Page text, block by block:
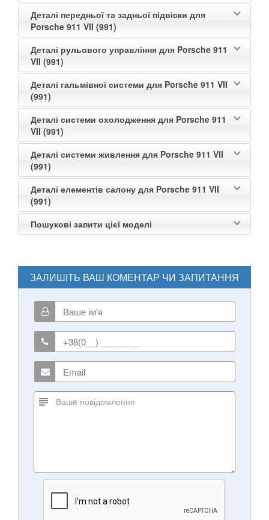
Деталі передньої та задньої підвіски для
Porsche 911 VII (991)
Деталі рульового управління для Porsche 911
VII (991)
Деталі гальмівної системи для Porsche 911 VII
(991)
Деталі системи охолодження для Porsche 911
VII (991)
Деталі системи живлення для Porsche 911 VII
(991)
Деталі елементів салону для Porsche 911 VII
(991)
Пошукові запити цієї моделі
ЗАЛИШІТЬ ВАШ КОМЕНТАР ЧИ ЗАПИТАННЯ